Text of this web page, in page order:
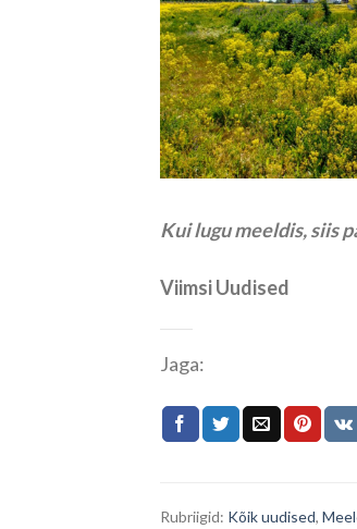
Kui lugu meeldis, siis
Viimsi Uudised
Jaga:
Rubriigid: Kõik uudised,